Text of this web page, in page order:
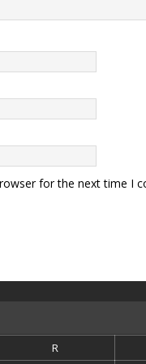
for the next time I
R